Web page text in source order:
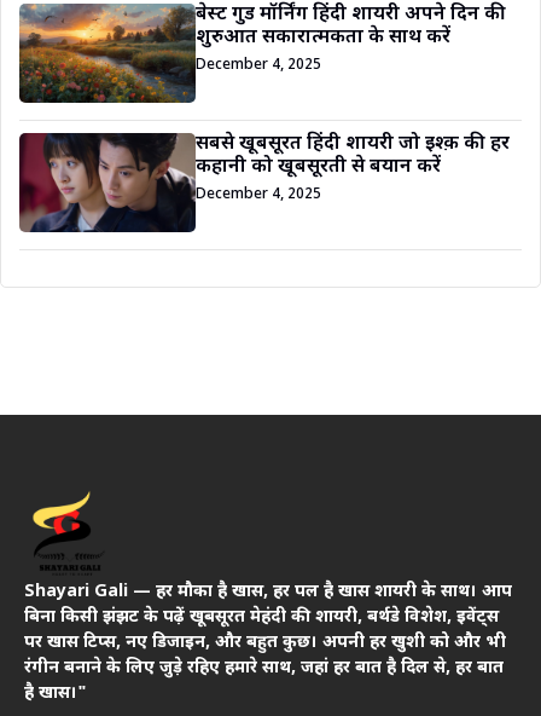
बेस्ट गुड मॉर्निंग हिंदी शायरी अपने दिन की
शुरुआत सकारात्मकता के साथ करें
December 4, 2025
सबसे खूबसूरत हिंदी शायरी जो इश्क़ की हर
कहानी को खूबसूरती से बयान करें
December 4, 2025
Shayari Gali — हर मौका है खास, हर पल है खास शायरी के साथ। आप
बिना किसी झंझट के पढ़ें खूबसूरत मेहंदी की शायरी, बर्थडे विशेश, इवेंट्स
पर खास टिप्स, नए डिजाइन, और बहुत कुछ। अपनी हर खुशी को और भी
रंगीन बनाने के लिए जुड़े रहिए हमारे साथ, जहां हर बात है दिल से, हर बात
है खास।"